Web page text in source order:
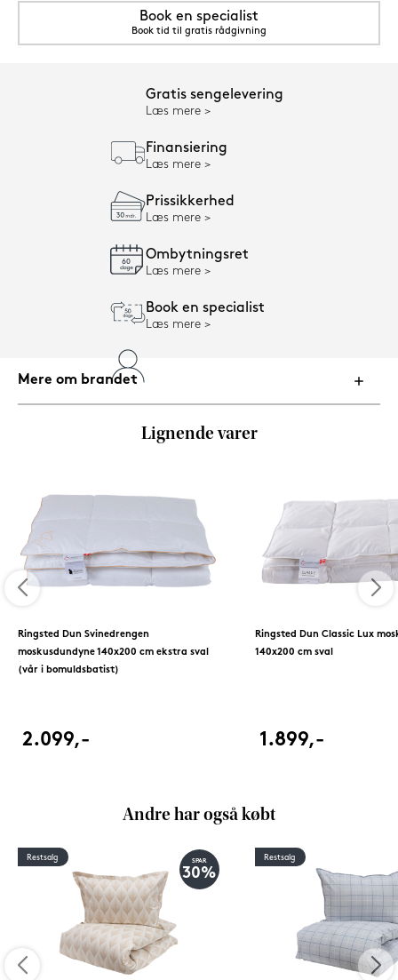
Book en specialist
Book tid til gratis rådgivning
Gratis sengelevering
Læs mere
Finansiering
Læs mere
Prissikkerhed
Læs mere
Ombytningsret
Læs mere
Book en specialist
Læs mere
Mere om brandet
Lignende varer
Ringsted Dun Svinedrengen
moskusdundyne 140x200 cm ekstra sval
(vår i bomuldsbatist)
2.099,-
Ringsted Dun Classic Lux
140x200 cm sval
1.899,-
Andre har også købt
Restsalg SPAR
30%
Restsalg